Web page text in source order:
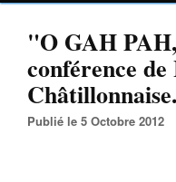
"O GAH
conférence
Publié le 5 Octobre 2012